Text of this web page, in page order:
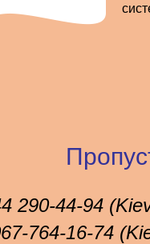
290-44-94
764-16-74